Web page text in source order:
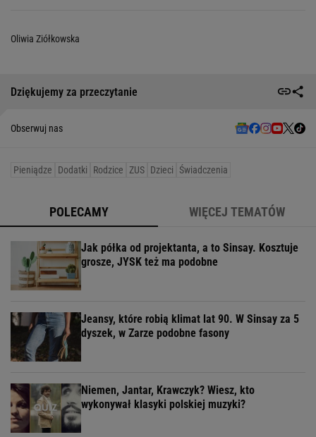
Oliwia Ziółkowska
Dziękujemy za przeczytanie
Obserwuj nas
Pieniądze Dodatki Rodzice ZUS Dzieci Świadczenia
POLECAMY WIĘCEJ TEMATÓW
Jak półka od projektanta, a to Sinsay. Kosztuje
grosze, JYSK też ma podobne
Jeansy, które robią klimat lat 90. W Sinsay za 5
dyszek, w Zarze podobne fasony
Niemen, Jantar, Krawczyk? Wiesz, kto
wykonywał klasyki polskiej muzyki?